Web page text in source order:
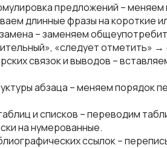
предложений –
длинные фразы на короткие
– заменяем
«следует отметить» →
связок и выводов –
абзаца – меняем порядок
и списков – переводим
на нумерованные.
ссылок –